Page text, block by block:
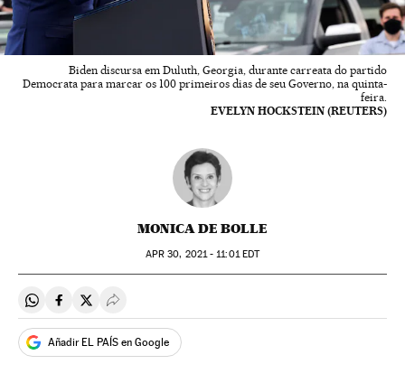
Biden discursa em Duluth, Georgia, durante carreata do partido
Democrata para marcar os 100 primeiros dias de seu Governo, na quinta-
feira.
EVELYN HOCKSTEIN (REUTERS)
MONICA DE BOLLE
APR 30, 2021 - 11:01EDT
Compartir en Whatsapp
Compartir en Facebook
Compartir en Twitter
Desplegar Redes Sociales
Añadir EL PAÍS en Google